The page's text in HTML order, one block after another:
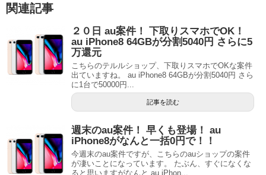
関連記事
２０日 au案件！ 下取りスマホでOK！
au iPhone8 64GBが分割5040円 さらに5
万還元
こちらのテルルショップ、下取りスマホでOKな案件
出ていますね。 au iPhone8 64GBが分割5040円 さら
に1台で50000円...
記事を読む
週末のau案件！ 早くも登場！ au
iPhone8がなんと一括0円で！！
今週末のau案件ですが、こちらのauショップの案件
が凄いことになっています。 たぶん、すぐになくな
ると思いますがなんと au iPhon...